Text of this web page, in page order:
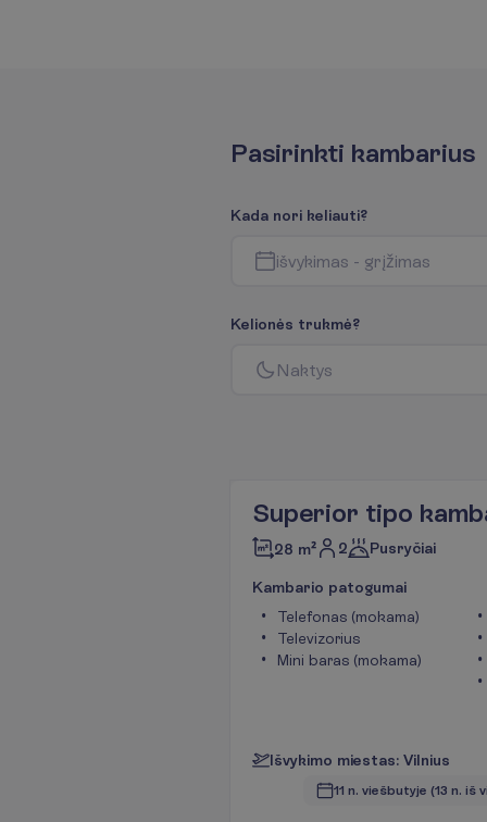
Pasirinkti kambarius
Kada nori keliauti?
išvykimas - grįžimas
Kelionės trukmė?
Naktys
Superior tipo
28 m² 2 Pusryčiai
Kambario patogumai
Telefonas (mokama)
Televizorius
Mini baras (mokama)
Išvykimo miestas: Vilnius
11 n. viešbutyje (13 n. iš